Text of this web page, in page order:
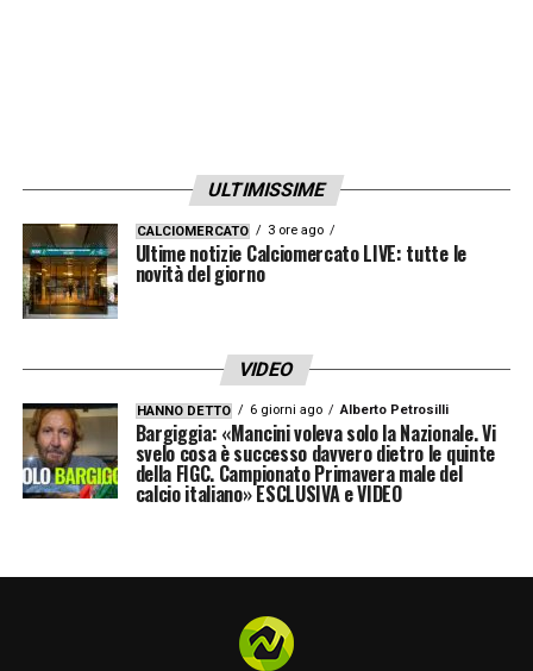
ULTIMISSIME
CALCIOMERCATO 3 ore ago
Ultime notizie Calciomercato LIVE: tutte le
novità del giorno
VIDEO
HANNO DETTO 6 giorni ago Alberto Petrosilli
Bargiggia: «Mancini voleva solo la Nazionale. Vi
svelo cosa è successo davvero dietro le quinte
della FIGC. Campionato Primavera male del
calcio italiano» ESCLUSIVA e VIDEO